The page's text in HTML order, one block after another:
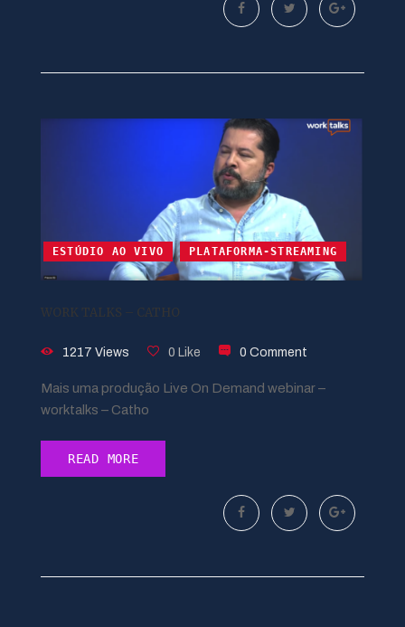
ESTÚDIO AO VIVO PLATAFORMA-STREAMING
WORK TALKS – CATHO
1217 Views 0 Like 0 Comment
Mais uma produção Live On Demand webinar –
worktalks – Catho
READ MORE